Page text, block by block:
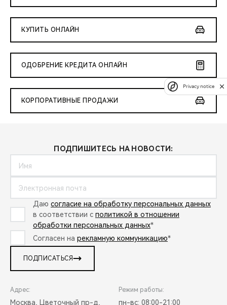
КУПИТЬ ОНЛАЙН
ОДОБРЕНИЕ КРЕДИТА ОНЛАЙН
КОРПОРАТИВНЫЕ ПРОДАЖИ
ПОДПИШИТЕСЬ НА НОВОСТИ:
Даю согласие на обработку персональных данных
в соответствии с политикой в отношении
обработки персональных данных*
Согласен на рекламную коммуникацию*
ПОДПИСАТЬСЯ
Адрес:
Москва, Цветочный пр-д,
Режим работы:
пн-вс: 08:00-21:00
Privacy notice